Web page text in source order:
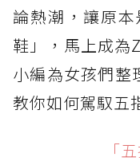
論熱潮，讓原
鞋」，馬上成為
小編為女孩們整
教你如何駕馭五
「